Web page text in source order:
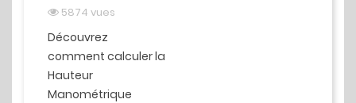
5874 vues
Découvrez
comment calculer la
Hauteur
Manométrique